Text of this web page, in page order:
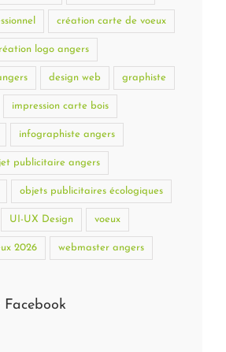
création carte de voeux
logo angers
design web graphiste
impression carte bois
infographiste angers
publicitaire angers
objets publicitaires écologiques
UI-UX Design voeux
2026 webmaster angers
Facebook